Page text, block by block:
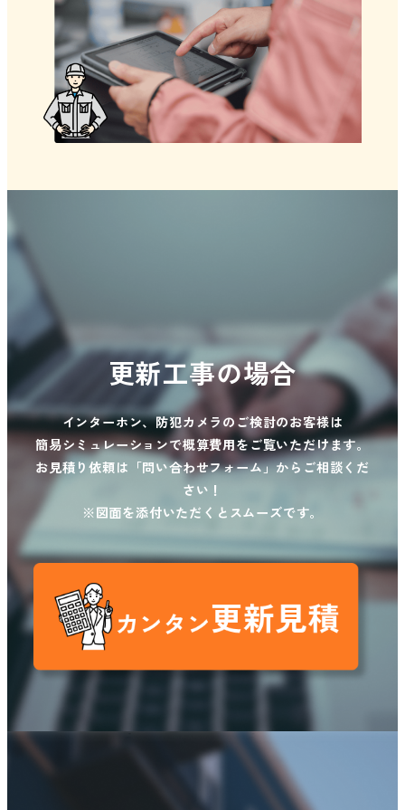
更新工事の場合
インターホン、防犯カメラのご検討のお客様は
簡易シミュレーションで概算費用をご覧いただけます。
お見積り依頼は「問い合わせフォーム」からご相談くだ
さい！
※図面を添付いただくとスムーズです。